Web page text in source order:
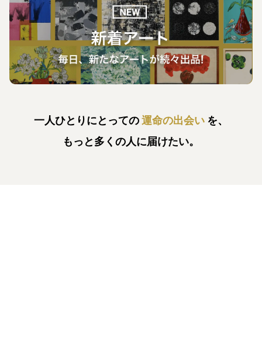
一人ひとりにとっての運命の出会い を、
もっと多くの人に届けたい。